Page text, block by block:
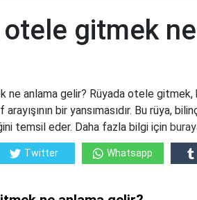
otele gitmek
ne anlama gelir? Rüyada otele gitmek,
bir yansımasıdır. Bu rüya,
temsil eder. Daha fazla bilgi için
Twitter Whatsapp